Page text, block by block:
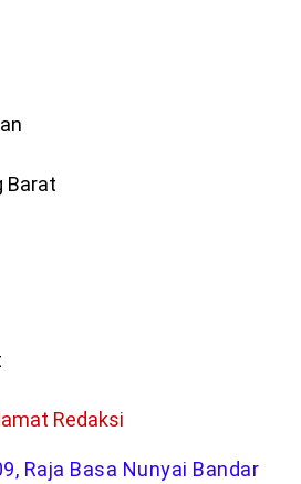
Barat
Redaksi
Raja Basa Nunyai Bandar